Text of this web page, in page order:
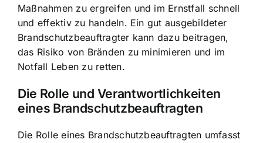
Maßnahmen zu ergreifen und im Ernstfall schnell
und effektiv zu handeln. Ein gut ausgebildeter
Brandschutzbeauftragter kann dazu beitragen,
das Risiko von Bränden zu minimieren und im
Notfall Leben zu retten.
Die Rolle und Verantwortlichkeiten
eines Brandschutzbeauftragten
Die Rolle eines Brandschutzbeauftragten umfasst